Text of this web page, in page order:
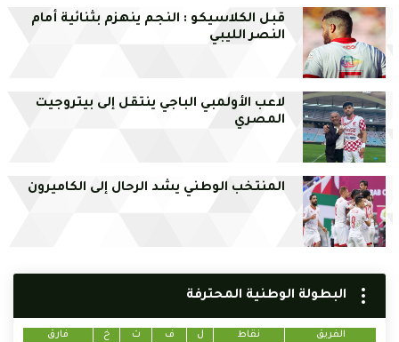
قبل الكلاسيكو : النجم ينهزم بثنائية أمام
النصر الليبي
لاعب الأولمبي الباجي ينتقل إلى بيتروجيت
المصري
المنتخب الوطني يشد الرحال إلى الكاميرون
البطولة الوطنية المحترفة
الفريق نقاط ل ف ت خ فارق